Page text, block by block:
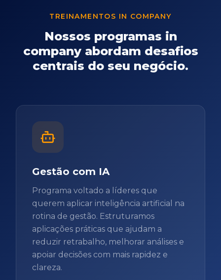
TREINAMENTOS IN COMPANY
Nossos programas in
company abordam desafios
centrais do seu negócio.
Gestão com IA
Programa voltado a líderes que
querem aplicar inteligência artificial na
rotina de gestão. Estruturamos
aplicações práticas que ajudam a
reduzir retrabalho, melhorar análises e
apoiar decisões com mais rapidez e
clareza.